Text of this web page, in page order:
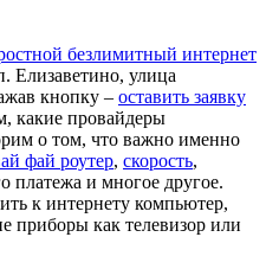
безлимитный интернет
Елизаветино, улица
кнопку – оставить заявку
какие провайдеры
о том, что важно именно
фай роутер, скорость,
платежа и многое другое.
к интернету компьютер,
приборы как телевизор или